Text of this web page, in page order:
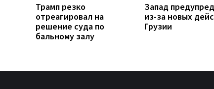
Трамп резко
отреагировал на
решение суда по
бальному залу
Запад
из-за новых
Грузии